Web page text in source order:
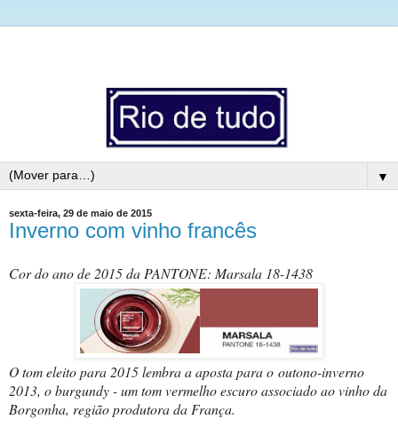
▼
sexta-feira, 29 de maio de 2015
Inverno com vinho francês
Cor do ano de 2015 da PANTONE: Marsala 18-1438
O tom eleito para 2015 lembra a aposta para o outono-inverno
2013, o burgundy - um tom vermelho escuro associado ao vinho da
Borgonha, região produtora da França.